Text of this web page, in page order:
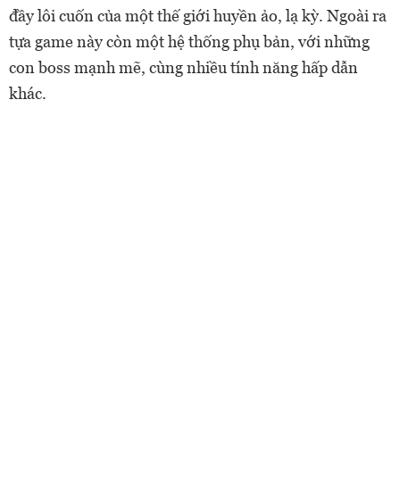
đầy lôi cuốn của một thế giới huyền ảo, lạ kỳ. Ngoài ra
tựa game này còn một hệ thống phụ bản, với những
con boss mạnh mẽ, cùng nhiều tính năng hấp dẫn
khác.